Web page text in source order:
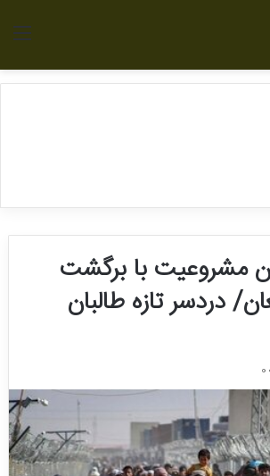
مشروعیت با برگشت
دردسر تازه طالبان
0